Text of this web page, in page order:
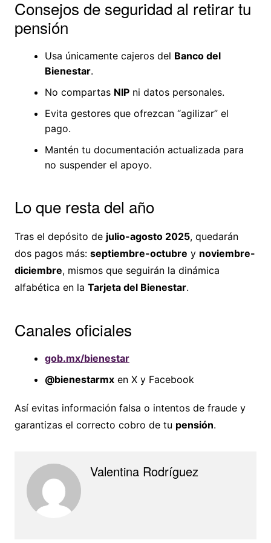
Consejos de seguridad al retirar tu
pensión
Usa únicamente cajeros del Banco del
Bienestar.
No compartas NIPni datos personales.
Evita gestores que ofrezcan “agilizar” el
pago.
Mantén tu documentación actualizada para
no suspender el apoyo.
Lo que resta del año
Tras el depósito de julio-agosto 2025, quedarán
dos pagos más: septiembre-octubre y noviembre-
diciembre, mismos que seguirán la dinámica
alfabética en la Tarjeta del Bienestar.
Canales oficiales
gob.mx/bienestar
@bienestarmxen X y Facebook
Así evitas información falsa o intentos de fraude y
garantizas el correcto cobro de tu pensión.
Valentina Rodríguez